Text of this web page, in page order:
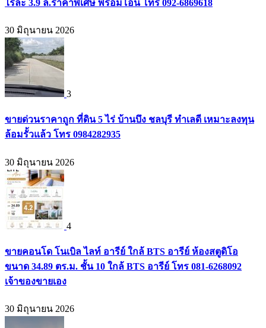
ไร่ละ 3.9 ล.ราคาพิเศษ พร้อมโอน โทร 092-6869618
30 มิถุนายน 2026
3
ขายด่วนราคาถูก ที่ดิน 5 ไร่ บ้านบึง ชลบุรี ทำเลดี เหมาะลงทุน
ล้อมรั้วแล้ว โทร 0984282935
30 มิถุนายน 2026
4
ขายคอนโด โนเบิล ไลท์ อารีย์ ใกล้ BTS อารีย์ ห้องสตูดิโอ
ขนาด 34.89 ตร.ม. ชั้น 10 ใกล้ BTS อารีย์ โทร 081-6268092
เจ้าของขายเอง
30 มิถุนายน 2026